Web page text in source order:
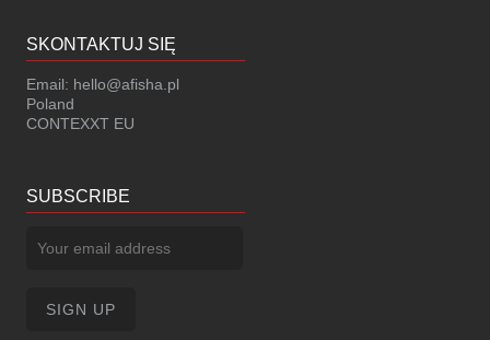
SKONTAKTUJ SIĘ
Email: hello@afisha.pl
Poland
CONTEXXT EU
SUBSCRIBE